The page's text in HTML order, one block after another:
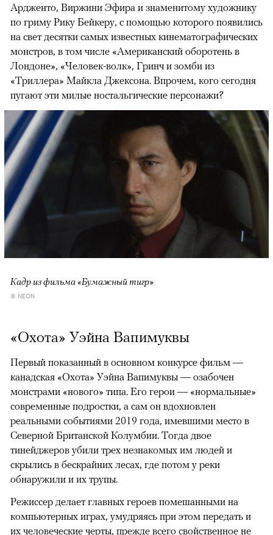
Ардженто, Виржини Эфира и знаменитому художнику
по гриму Рику Бейкеру, с помощью которого появились
на свет десятки самых известных кинематографических
монстров, в том числе «Американский оборотень в
Лондоне», «Человек-волк», Гринч и зомби из
«Триллера» Майкла Джексона. Впрочем, кого сегодня
пугают эти милые ностальгические персонажи?
Кадр из фильма «Бумажный тигр»
© NEON
«Охота» Уэйна Вапимуквы
Первый показанный в основном конкурсе фильм —
канадская «Охота» Уэйна Вапимуквы — озабочен
монстрами «нового» типа. Его герои — «нормальные»
современные подростки, а сам он вдохновлен
реальными событиями 2019 года, имевшими место в
Северной Британской Колумбии. Тогда двое
тинейджеров убили трех незнакомых им людей и
скрылись в бескрайних лесах, где потом у реки
обнаружили и их трупы.
Режиссер делает главных героев помешанными на
компьютерных играх, умудряясь при этом передать и
их человеческие черты, прежде всего свойственное не